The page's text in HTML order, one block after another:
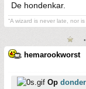
De hondenkar.
“A wizard is never late, nor
hemarookworst
Op